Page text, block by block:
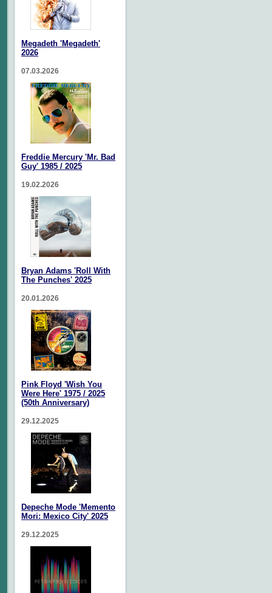
Megadeth 'Megadeth'
2026
07.03.2026
Freddie Mercury 'Mr. Bad
Guy' 1985 / 2025
19.02.2026
Bryan Adams 'Roll With
The Punches' 2025
20.01.2026
Pink Floyd 'Wish You
Were Here' 1975 / 2025
(50th Anniversary)
29.12.2025
Depeche Mode 'Memento
Mori: Mexico City' 2025
29.12.2025